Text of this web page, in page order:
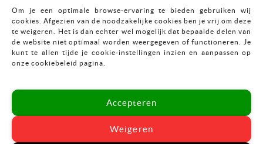
Om je een optimale browse-ervaring te bieden gebruiken wij
cookies. Afgezien van de noodzakelijke cookies ben je vrij om deze
te weigeren. Het is dan echter wel mogelijk dat bepaalde delen van
de website niet optimaal worden weergegeven of functioneren. Je
kunt te allen tijde je cookie-instellingen inzien en aanpassen op
onze cookiebeleid pagina.
Accepteren
Weigeren
CONTACT
Mekkelholtsweg 7
E:info@vastgoedinrichting.nl